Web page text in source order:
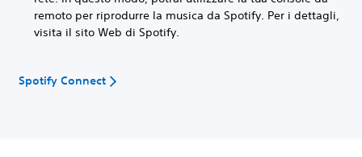
remoto per riprodurre la musica da Spotify. Per i dettagli,
visita il sito Web di Spotify.
Spotify Connect